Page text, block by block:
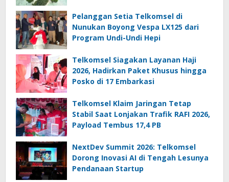
Pelanggan Setia Telkomsel di
Nunukan Boyong Vespa LX125 dari
Program Undi-Undi Hepi
Telkomsel Siagakan Layanan Haji
2026, Hadirkan Paket Khusus hingga
Posko di 17 Embarkasi
Telkomsel Klaim Jaringan Tetap
Stabil Saat Lonjakan Trafik RAFI 2026,
Payload Tembus 17,4 PB
NextDev Summit 2026: Telkomsel
Dorong Inovasi AI di Tengah Lesunya
Pendanaan Startup